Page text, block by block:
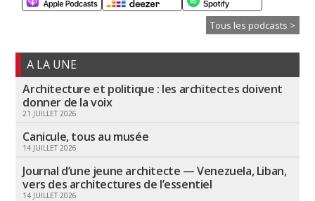
Tous les podcasts >
A LA UNE
Architecture et politique : les architectes doivent
donner de la voix
21 JUILLET 2026
Canicule, tous au musée
14 JUILLET 2026
Journal d’une jeune architecte — Venezuela, Liban,
vers des architectures de l’essentiel
14 JUILLET 2026